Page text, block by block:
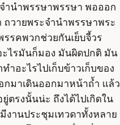
ำนำพรรษาพรรษา พอออก
วายพระจำนำพรรษาพระ
รคพวกช่วยกันเย็บจี้วร
ไรมันก็มอง มันผิดปกติ มัน
อะไรไปเก็บข้าวเก็บของ
กมาเดินออกมาหน้าถ้ำ แล้ว
ยู่ตรงนั้นน่ะ ถึงได้ไปเกิดใน
งานประชุมเทวดาทั้งหลาย